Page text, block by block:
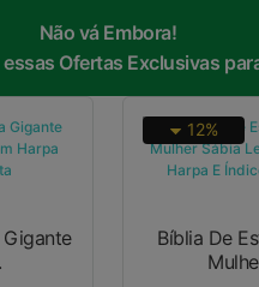
Não vá Embora!
Ofertas Exclusivas
12%
Bíblia De
e descontos exclusivos